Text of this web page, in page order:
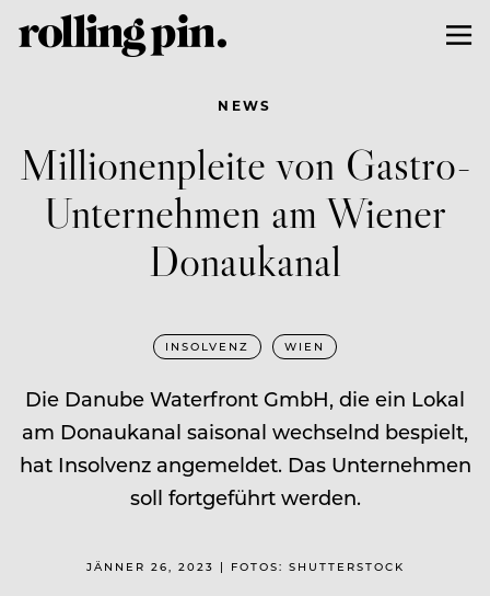
NEWS
Millionenpleite von Gastro-
Unternehmen am Wiener
Donaukanal
INSOLVENZ WIEN
Die Danube Waterfront GmbH, die ein Lokal
am Donaukanal saisonal wechselnd bespielt,
hat Insolvenz angemeldet. Das Unternehmen
soll fortgeführt werden.
JÄNNER 26, 2023 | FOTOS: SHUTTERSTOCK